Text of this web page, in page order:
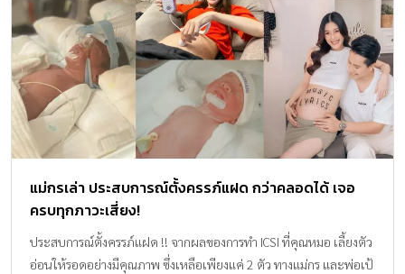
แม่กรเล่า ประสบการณ์ตั้งครรภ์แฝด กว่าคลอดได้ เจอ
ครบทุกภาวะเสี่ยง!
ประสบการณ์ตั้งครรภ์แฝด !! จากผลของการทำ ICSI ที่คุณหมอ เลี้ยงตัว
อ่อนให้รอดอย่างมีคุณภาพ ซึ่งเหลือเพียงแค่ 2 ตัว ทางแม่กร และพ่อเป้